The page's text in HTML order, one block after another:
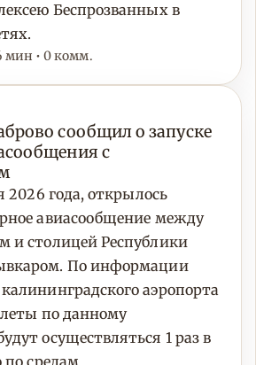
Беспрозванных в
мин • 0 комм.
сообщил о запуске
с
2026 года, открылось
авиасообщение между
и столицей Республики
По информации
аэропорта
по данному
осуществляться 1 раз в